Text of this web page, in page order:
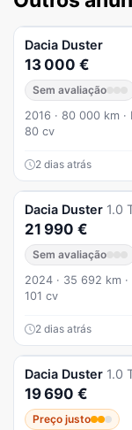
Dacia Duster
13 000 €
Sem avaliação
2016 · 80 000 km ·
80 cv
2 dias atrás
Dacia Duster 1.0 TCe
21 990 €
Sem avaliação
2024 · 35 692 km ·
101 cv
2 dias atrás
Dacia Duster 1.0 TCe
19 690 €
Preço justo